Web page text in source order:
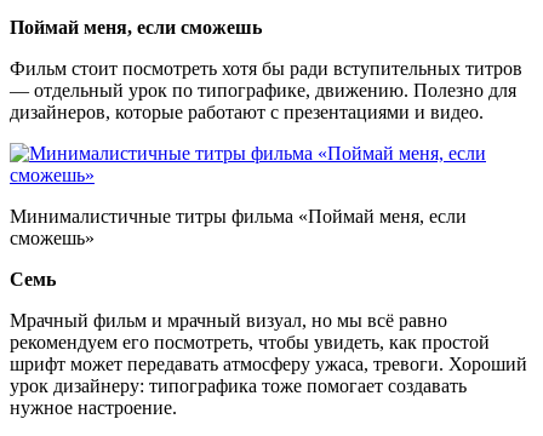
Поймай меня, если сможешь
Фильм стоит посмотреть хотя бы ради вступительных титров
— отдельный урок по типографике, движению. Полезно для
дизайнеров, которые работают с презентациями и видео.
Минималистичные титры фильма «Поймай меня, если
сможешь»
Семь
Мрачный фильм и мрачный визуал, но мы всё равно
рекомендуем его посмотреть, чтобы увидеть, как простой
шрифт может передавать атмосферу ужаса, тревоги. Хороший
урок дизайнеру: типографика тоже помогает создавать
нужное настроение.